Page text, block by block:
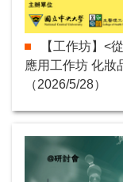
【工作坊】<
應用工作坊 化妝
（2026/5/28）